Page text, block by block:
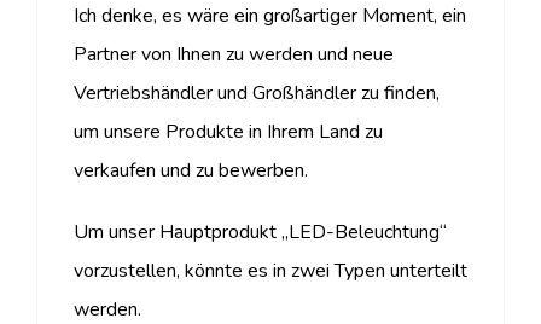
Ich denke, es wäre ein großartiger Moment, ein
Partner von Ihnen zu werden und neue
Vertriebshändler und Großhändler zu finden,
um unsere Produkte in Ihrem Land zu
verkaufen und zu bewerben.
Um unser Hauptprodukt „LED-Beleuchtung“
vorzustellen, könnte es in zwei Typen unterteilt
werden.